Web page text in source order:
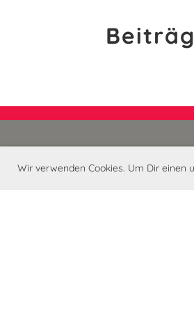
Wir verwenden Cookies. Um Dir einen